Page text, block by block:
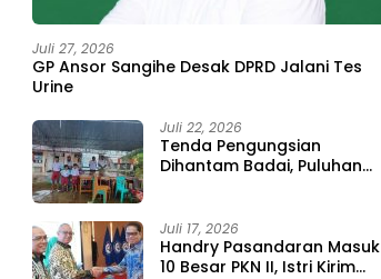
Juli 27, 2026
GP Ansor Sangihe Desak DPRD Jalani Tes
Urine
Juli 22, 2026
Tenda Pengungsian
Dihantam Badai, Puluhan
Juli 17, 2026
Handry Pasandaran Masuk
10 Besar PKN II, Istri Kirim